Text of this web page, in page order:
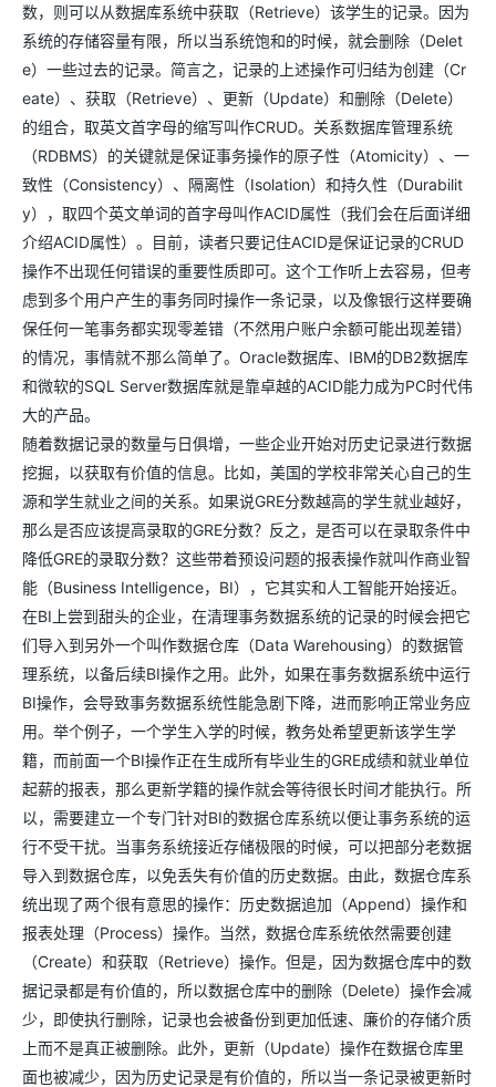
数，则可以从数据库系统中获取（Retrieve）该学生的记录。因为
系统的存储容量有限，所以当系统饱和的时候，就会删除（Delet
e）一些过去的记录。简言之，记录的上述操作可归结为创建（Cr
eate）、获取（Retrieve）、更新（Update）和删除（Delete）
的组合，取英文首字母的缩写叫作CRUD。关系数据库管理系统
（RDBMS）的关键就是保证事务操作的原子性（Atomicity）、一
致性（Consistency）、隔离性（Isolation）和持久性（Durabilit
y），取四个英文单词的首字母叫作ACID属性（我们会在后面详细
介绍ACID属性）。目前，读者只要记住ACID是保证记录的CRUD
操作不出现任何错误的重要性质即可。这个工作听上去容易，但考
虑到多个用户产生的事务同时操作一条记录，以及像银行这样要确
保任何一笔事务都实现零差错（不然用户账户余额可能出现差错）
的情况，事情就不那么简单了。Oracle数据库、IBM的DB2数据库
和微软的SQL Server数据库就是靠卓越的ACID能力成为PC时代伟
大的产品。
随着数据记录的数量与日俱增，一些企业开始对历史记录进行数据
挖掘，以获取有价值的信息。比如，美国的学校非常关心自己的生
源和学生就业之间的关系。如果说GRE分数越高的学生就业越好，
那么是否应该提高录取的GRE分数？反之，是否可以在录取条件中
降低GRE的录取分数？这些带着预设问题的报表操作就叫作商业智
能（Business Intelligence，BI），它其实和人工智能开始接近。
在BI上尝到甜头的企业，在清理事务数据系统的记录的时候会把它
们导入到另外一个叫作数据仓库（Data Warehousing）的数据管
理系统，以备后续BI操作之用。此外，如果在事务数据系统中运行
BI操作，会导致事务数据系统性能急剧下降，进而影响正常业务应
用。举个例子，一个学生入学的时候，教务处希望更新该学生学
籍，而前面一个BI操作正在生成所有毕业生的GRE成绩和就业单位
起薪的报表，那么更新学籍的操作就会等待很长时间才能执行。所
以，需要建立一个专门针对BI的数据仓库系统以便让事务系统的运
行不受干扰。当事务系统接近存储极限的时候，可以把部分老数据
导入到数据仓库，以免丢失有价值的历史数据。由此，数据仓库系
统出现了两个很有意思的操作：历史数据追加（Append）操作和
报表处理（Process）操作。当然，数据仓库系统依然需要创建
（Create）和获取（Retrieve）操作。但是，因为数据仓库中的数
据记录都是有价值的，所以数据仓库中的删除（Delete）操作会减
少，即使执行删除，记录也会被备份到更加低速、廉价的存储介质
上而不是真正被删除。此外，更新（Update）操作在数据仓库里
面也被减少，因为历史记录是有价值的，所以当一条记录被更新时